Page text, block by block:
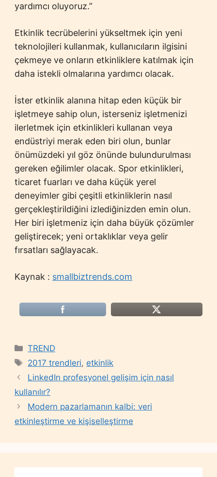
yardımcı oluyoruz.”
Etkinlik tecrübelerini yükseltmek için yeni
teknolojileri kullanmak, kullanıcıların ilgisini
çekmeye ve onların etkinliklere katılmak için
daha istekli olmalarına yardımcı olacak.
İster etkinlik alanına hitap eden küçük bir
işletmeye sahip olun, isterseniz işletmenizi
ilerletmek için etkinlikleri kullanan veya
endüstriyi merak eden biri olun, bunlar
önümüzdeki yıl göz önünde bulundurulması
gereken eğilimler olacak. Spor etkinlikleri,
ticaret fuarları ve daha küçük yerel
deneyimler gibi çeşitli etkinliklerin nasıl
gerçekleştirildiğini izlediğinizden emin olun.
Her biri işletmeniz için daha büyük çözümler
geliştirecek; yeni ortaklıklar veya gelir
fırsatları sağlayacak.
Kaynak : smallbiztrends.com
Categories
TREND
Tags
2017 trendleri, etkinlik
LinkedIn profesyonel gelişim için nasıl
kullanılır?
Modern pazarlamanın kalbi: veri
etkinleştirme ve kişiselleştirme